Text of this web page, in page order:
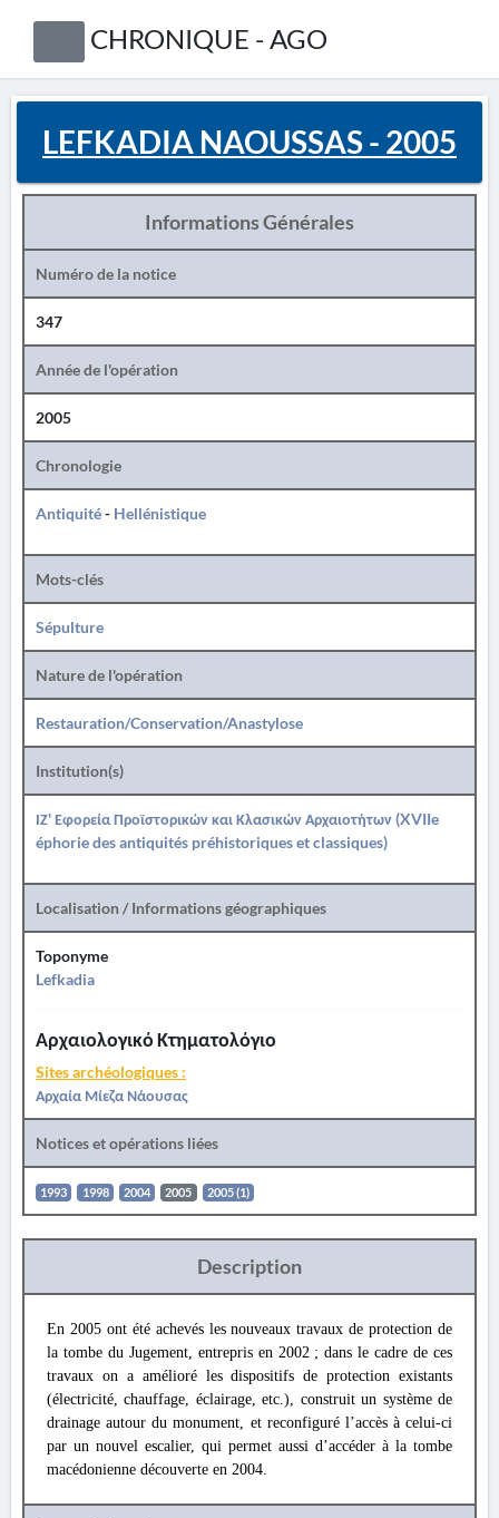
CHRONIQUE - AGO
LEFKADIA NAOUSSAS - 2005
Informations Générales
Numéro de la notice
347
Année de l'opération
2005
Chronologie
Antiquité- Hellénistique
Mots-clés
Sépulture
Nature de l'opération
Restauration/Conservation/Anastylose
Institution(s)
ΙΖ' Εφορεία Προϊστορικών και Κλασικών Αρχαιοτήτων (XVIIe
éphorie des antiquités préhistoriques et classiques)
Localisation / Informations géographiques
Toponyme
Lefkadia
Αρχαιολογικό Κτηματολόγιο
Sites archéologiques :
Αρχαία Μίεζα Νάουσας
Notices et opérations liées
1993 1998 2004 2005 2005 (1)
Description
En 2005 ont été achevés les nouveaux travaux de protection de
la tombe du Jugement, entrepris en 2002 ; dans le cadre de ces
travaux on a amélioré les dispositifs de protection existants
(électricité, chauffage, éclairage, etc.), construit un système de
drainage autour du monument, et reconfiguré l’accès à celui-ci
par un nouvel escalier, qui permet aussi d’accéder à la tombe
macédonienne découverte en 2004.